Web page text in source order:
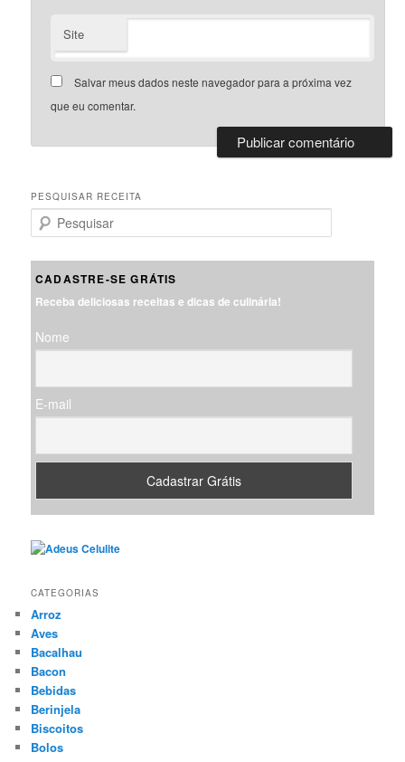
Site
Salvar meus dados neste navegador para a próxima vez
que eu comentar.
PESQUISAR RECEITA
e
u
a
CADASTRE-SE GRÁTIS
Receba deliciosas receitas e dicas de culinária!
Nome
E-mail
CATEGORIAS
Arroz
Aves
Bacalhau
Bacon
Bebidas
Berinjela
Biscoitos
Bolos